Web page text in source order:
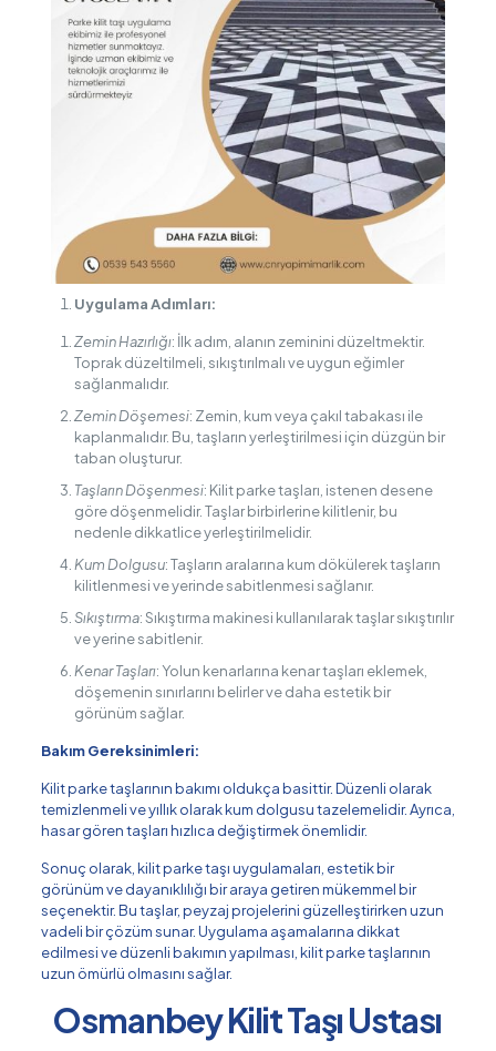
Uygulama Adımları:
Zemin Hazırlığı: İlk adım, alanın zeminini düzeltmektir.
Toprak düzeltilmeli, sıkıştırılmalı ve uygun eğimler
sağlanmalıdır.
Zemin Döşemesi: Zemin, kum veya çakıl tabakası ile
kaplanmalıdır. Bu, taşların yerleştirilmesi için düzgün bir
taban oluşturur.
Taşların Döşenmesi: Kilit parke taşları, istenen desene
göre döşenmelidir. Taşlar birbirlerine kilitlenir, bu
nedenle dikkatlice yerleştirilmelidir.
Kum Dolgusu: Taşların aralarına kum dökülerek taşların
kilitlenmesi ve yerinde sabitlenmesi sağlanır.
Sıkıştırma: Sıkıştırma makinesi kullanılarak taşlar sıkıştırılır
ve yerine sabitlenir.
Kenar Taşları: Yolun kenarlarına kenar taşları eklemek,
döşemenin sınırlarını belirler ve daha estetik bir
görünüm sağlar.
Bakım Gereksinimleri:
Kilit parke taşlarının bakımı oldukça basittir. Düzenli olarak
temizlenmeli ve yıllık olarak kum dolgusu tazelemelidir. Ayrıca,
hasar gören taşları hızlıca değiştirmek önemlidir.
Sonuç olarak, kilit parke taşı uygulamaları, estetik bir
görünüm ve dayanıklılığı bir araya getiren mükemmel bir
seçenektir. Bu taşlar, peyzaj projelerini güzelleştirirken uzun
vadeli bir çözüm sunar. Uygulama aşamalarına dikkat
edilmesi ve düzenli bakımın yapılması, kilit parke taşlarının
uzun ömürlü olmasını sağlar.
Osmanbey Kilit Taşı Ustası